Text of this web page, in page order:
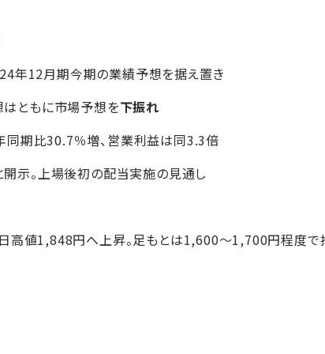
年12月期今期の業績予想を据え置き
はともに市場予想を下振れ
同期比30.7％増、営業利益は同3.3倍
示。上場後初の配当実施の見通し
高値1,848円へ上昇。足もとは1,600～1,700円程度で